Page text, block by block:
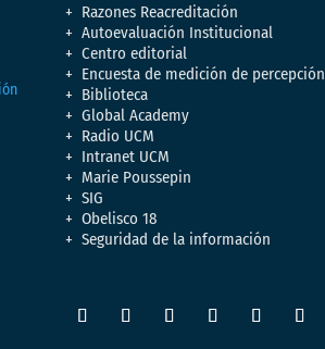
Razones Reacreditación
Autoevaluación Institucional
Centro editorial
Encuesta de medición de percepción
Biblioteca
Global Academy
Radio UCM
Intranet UCM
Marie Poussepin
SIG
Obelisco 18
Seguridad de la información